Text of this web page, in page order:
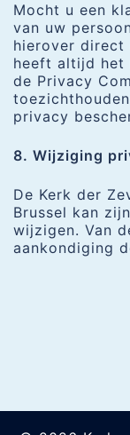
Mocht u een
van uw
hierover direct
heeft altijd het
de Privacy
privacy
8. Wijziging
De Kerk der
Brussel kan
wijzigen. Van
aankondiging